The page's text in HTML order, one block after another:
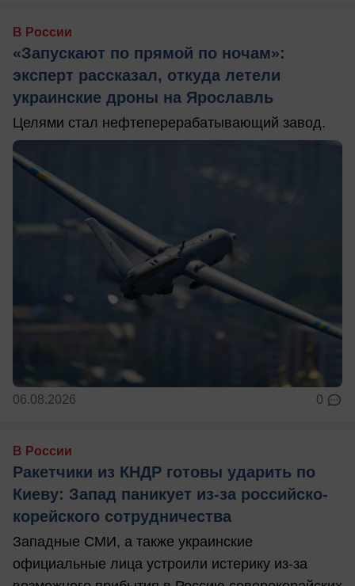
В России
«Запускают по прямой по ночам»:
эксперт рассказал, откуда летели
украинские дроны на Ярославль
Целями стал нефтеперерабатывающий завод.
06.08.2026 0
В России
Ракетчики из КНДР готовы ударить по
Киеву: Запад паникует из-за российско-
корейского сотрудничества
Западные СМИ, а также украинские
официальные лица устроили истерику из-за